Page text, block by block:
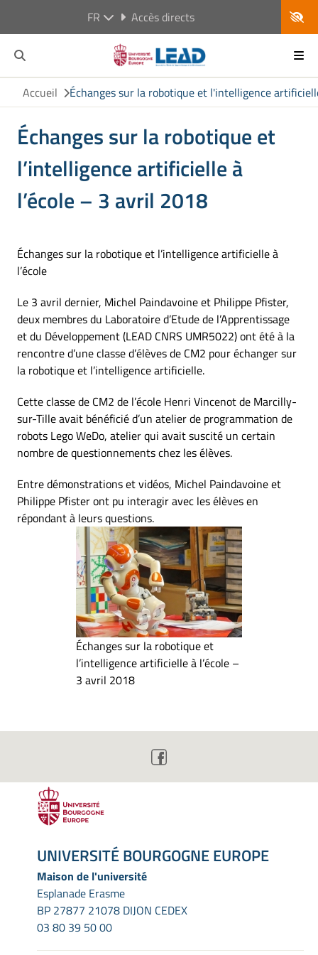
FR Accès directs
Accueil Échanges sur la robotique et l'intelligence
Échanges sur la robotique et
l’intelligence artificielle à
l’école – 3 avril 2018
Échanges sur la robotique et l’intelligence artificielle à
l’école
Le 3 avril dernier, Michel Paindavoine et Philippe Pfister,
deux membres du Laboratoire d’Etude de l’Apprentissage
et du Développement (LEAD CNRS UMR5022) ont été à la
rencontre d’une classe d’élèves de CM2 pour échanger sur
la robotique et l’intelligence artificielle.
Cette classe de CM2 de l’école Henri Vincenot de Marcilly-
sur-Tille avait bénéficié d’un atelier de programmation de
robots Lego WeDo, atelier qui avait suscité un certain
nombre de questionnements chez les élèves.
Entre démonstrations et vidéos, Michel Paindavoine et
Philippe Pfister ont pu interagir avec les élèves en
répondant à leurs questions.
Échanges sur la robotique et
l’intelligence artificielle à l’école –
3 avril 2018
UNIVERSITÉ BOURGOGNE EUROPE
Maison de l'université
Esplanade Erasme
BP 27877 21078 DIJON CEDEX
03 80 39 50 00